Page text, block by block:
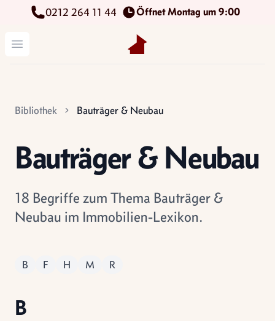
0212 264 11 44 Öffnet Montag um 9:00
Menü öffnen Kettenbach Immobilien GmbH
Bibliothek Bauträger & Neubau
Bauträger & Neubau
18 Begriffe zum Thema Bauträger &
Neubau im Immobilien-Lexikon.
B F H M R
B